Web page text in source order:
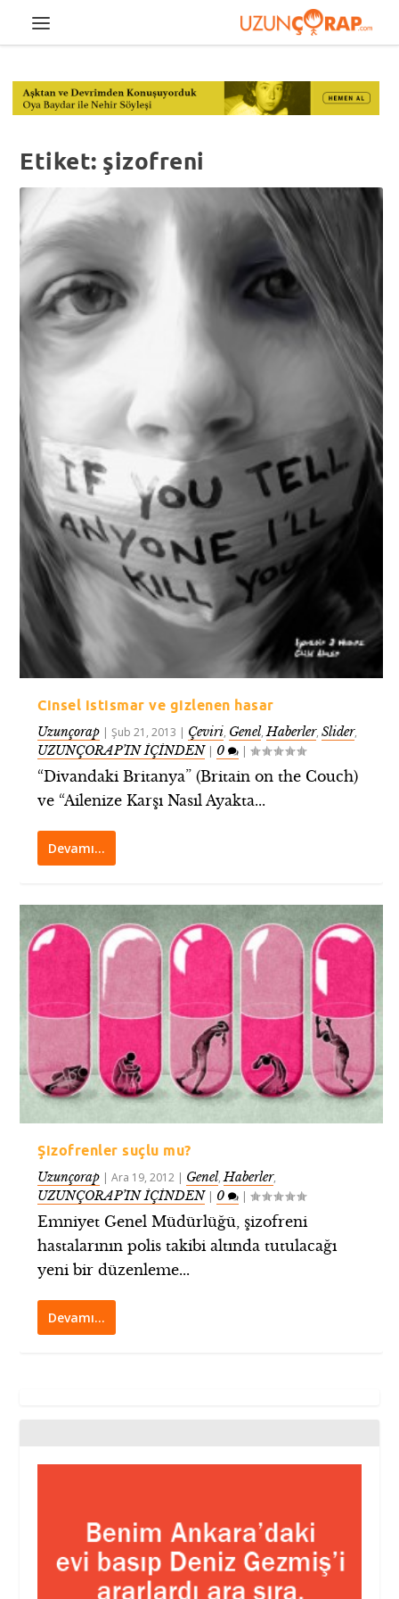
Etiket: şizofreni
Cinsel istismar ve gizlenen hasar
Uzunçorap |Şub 21, 2013 | Çeviri, Genel,Haberler,Slider,
UZUNÇORAP’IN İÇİNDEN| 0 |
“Divandaki Britanya” (Britain on the Couch)
ve “Ailenize Karşı Nasıl Ayakta...
Devamı…
Şizofrenler suçlu mu?
Uzunçorap |Ara 19, 2012 | Genel,Haberler,
UZUNÇORAP’IN İÇİNDEN| 0 |
Emniyet Genel Müdürlüğü, şizofreni
hastalarının polis takibi altında tutulacağı
yeni bir düzenleme...
Devamı…